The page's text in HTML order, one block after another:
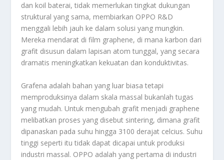
dan koil baterai, tidak memerlukan tingkat dukungan
struktural yang sama, membiarkan OPPO R&D
menggali lebih jauh ke dalam solusi yang mungkin.
Mereka mendarat di film graphene, di mana karbon dari
grafit disusun dalam lapisan atom tunggal, yang secara
dramatis meningkatkan kekuatan dan konduktivitas.
Grafena adalah bahan yang luar biasa tetapi
memproduksinya dalam skala massal bukanlah tugas
yang mudah. Untuk mengubah grafit menjadi graphene
melibatkan proses yang disebut sintering, dimana grafit
dipanaskan pada suhu hingga 3100 derajat celcius. Suhu
tinggi seperti itu tidak dapat dicapai untuk produksi
industri massal. OPPO adalah yang pertama di industri